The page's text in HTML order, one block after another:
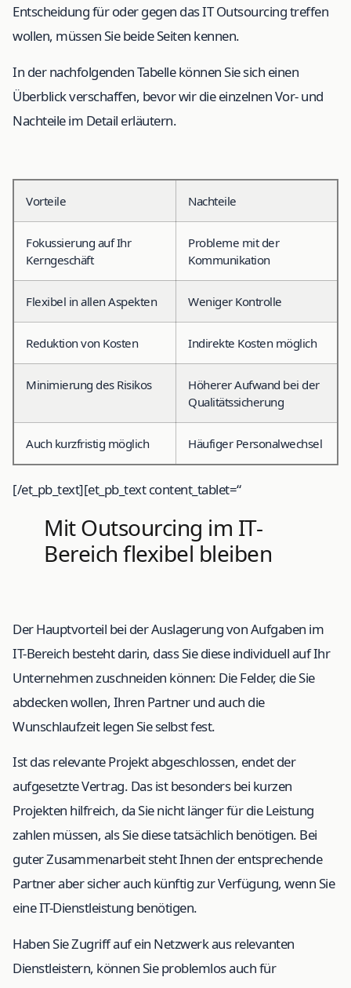
Entscheidung für oder gegen das IT Outsourcing treffen
wollen, müssen Sie beide Seiten kennen.
In der nachfolgenden Tabelle können Sie sich einen
Überblick verschaffen, bevor wir die einzelnen Vor- und
Nachteile im Detail erläutern.
Vorteile Nachteile
Fokussierung auf Ihr
Kerngeschäft
Probleme mit der
Kommunikation
Flexibel in allen Aspekten Weniger Kontrolle
Reduktion von Kosten Indirekte Kosten möglich
Minimierung des Risikos
Höherer Aufwand bei der
Qualitätssicherung
Auch kurzfristig möglich Häufiger Personalwechsel
[/et_pb_text][et_pb_text content_tablet=“
Mit Outsourcing im IT-
Bereich flexibel bleiben
Der Hauptvorteil bei der Auslagerung von Aufgaben im
IT-Bereich besteht darin, dass Sie diese individuell auf Ihr
Unternehmen zuschneiden können: Die Felder, die Sie
abdecken wollen, Ihren Partner und auch die
Wunschlaufzeit legen Sie selbst fest.
Ist das relevante Projekt abgeschlossen, endet der
aufgesetzte Vertrag. Das ist besonders bei kurzen
Projekten hilfreich, da Sie nicht länger für die Leistung
zahlen müssen, als Sie diese tatsächlich benötigen. Bei
guter Zusammenarbeit steht Ihnen der entsprechende
Partner aber sicher auch künftig zur Verfügung, wenn Sie
eine IT-Dienstleistung benötigen.
Haben Sie Zugriff auf ein Netzwerk aus relevanten
Dienstleistern, können Sie problemlos auch für